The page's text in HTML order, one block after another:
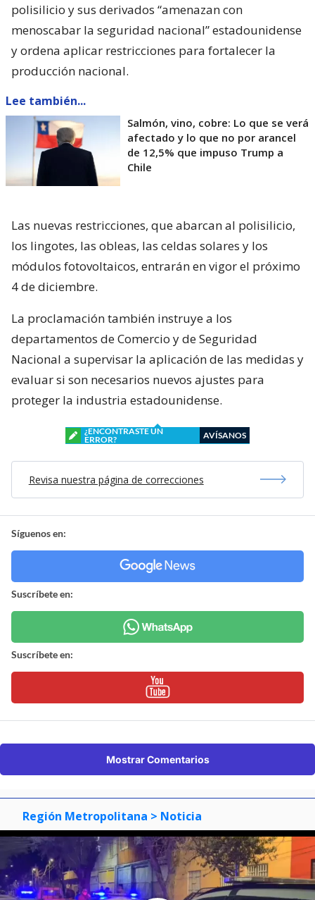
polisilicio y sus derivados “amenazan con
menoscabar la seguridad nacional” estadounidense
y ordena aplicar restricciones para fortalecer la
producción nacional.
Lee también...
Salmón, vino, cobre: Lo que se verá
afectado y lo que no por arancel
de 12,5% que impuso Trump a
Chile
Las nuevas restricciones, que abarcan al polisilicio,
los lingotes, las obleas, las celdas solares y los
módulos fotovoltaicos, entrarán en vigor el próximo
4 de diciembre.
La proclamación también instruye a los
departamentos de Comercio y de Seguridad
Nacional a supervisar la aplicación de las medidas y
evaluar si son necesarios nuevos ajustes para
proteger la industria estadounidense.
¿ENCONTRASTE UN
ERROR?
AVÍSANOS
Revisa nuestra página de correcciones
Síguenos en:
Suscríbete en:
Suscríbete en:
Mostrar Comentarios
Región Metropolitana > Noticia